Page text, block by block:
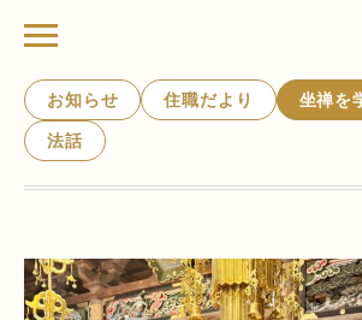
お知らせ 住職だより 坐禅を
法話